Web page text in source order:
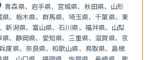
青森県、岩手県、宮城県、秋田県、山形
県、栃木県、群馬県、埼玉県、千葉県、東
新潟県、富山県、石川県、福井県、山梨
県、静岡県、愛知県、三重県、滋賀県、京
庫県、奈良県、和歌山県、鳥取県、島根